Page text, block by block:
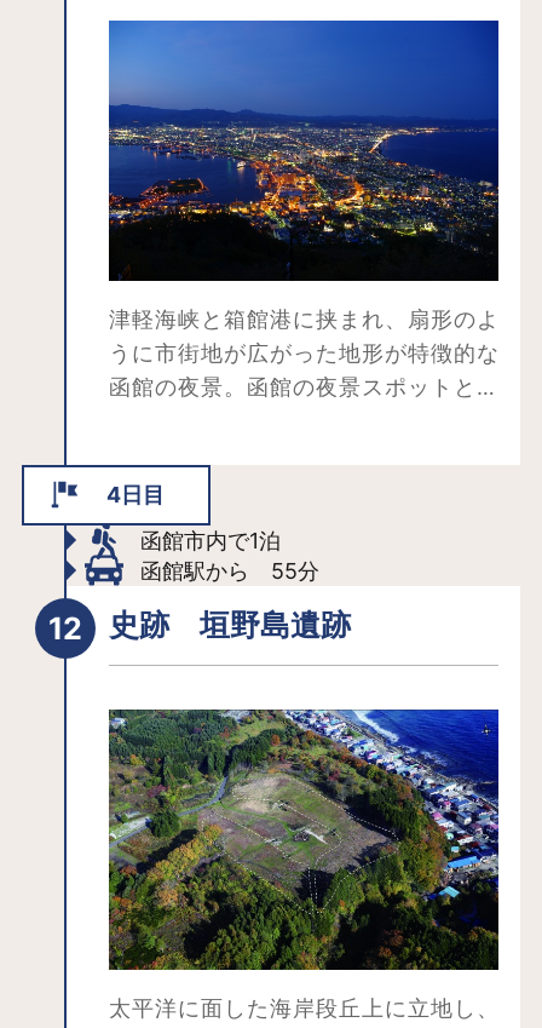
津軽海峡と箱館港に挟まれ、扇形のよ
うに市街地が広がった地形が特徴的な
函館の夜景。函館の夜景スポットとい
わる薄暮と言われる時間帯。刻々と輝
きを増す街の灯りや漁火の明かりが、
海の漆黒さをより引きたたせ、高さ334
ｍの函館山山頂から望む夜景は、まさ
に函館一のフォトジェニックスポッ
すめです。
4日目
函館市内で1泊
函館駅から 55分
史跡 垣野島遺跡
太平洋に面した海岸段丘上に立地し、